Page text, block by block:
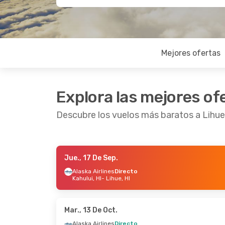
Mejores ofertas
Explora las mejores
Descubre los vuelos más baratos a
- Sáb., 26 De Sep.
Directo
San Francisco
Jue., 17 De Sep.
Alaska AirlinesDirecto
Kahului, HI- Lihue, HI
Mar., 13 De Oct.
Alaska AirlinesDirecto